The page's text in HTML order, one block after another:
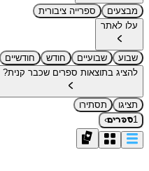
מבצעים
ספרייה ציבורית
עלו לאתר
שבוע שבועיים חודש
חודשיים
להציג בתוצאות ספרים שכבר קנית?
תציגו
תסתירו
1ספרים›